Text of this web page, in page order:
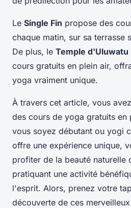
Le Single Fin propose des
chaque matin, sur sa terrasse
De plus, le Temple d'Uluwatu
cours gratuits en plein air,
yoga vraiment unique.
À travers cet article, vous
des cours de yoga gratuits en
vous soyez débutant ou yogi
offre une expérience unique,
profiter de la beauté naturelle
pratiquant une activité
l'esprit. Alors, prenez votre
découverte de ces